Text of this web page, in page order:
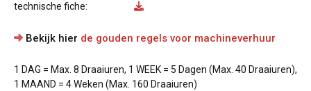
technische fiche:
Bekijk hier de gouden regels voor machineverhuur
1 DAG = Max. 8 Draaiuren, 1 WEEK = 5 Dagen (Max. 40 Draaiuren),
1 MAAND = 4 Weken (Max. 160 Draaiuren)